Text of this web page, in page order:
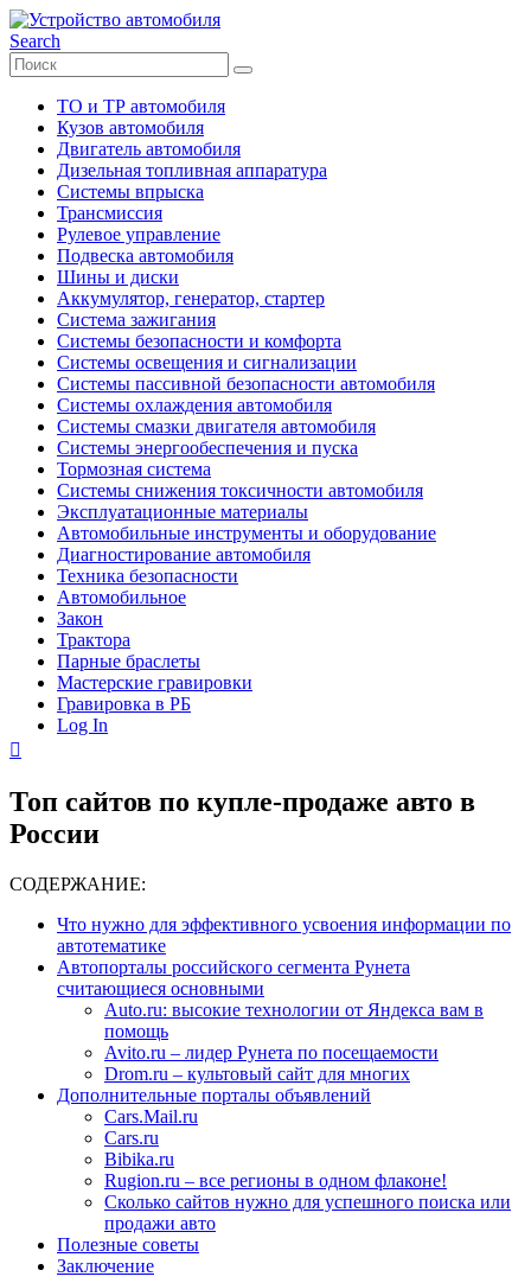
Search
ТО и ТР автомобиля
Кузов автомобиля
Двигатель автомобиля
Дизельная топливная аппаратура
Системы впрыска
Трансмиссия
Рулевое управление
Подвеска автомобиля
Шины и диски
Аккумулятор, генератор, стартер
Система зажигания
Системы безопасности и комфорта
Системы освещения и сигнализации
Системы пассивной безопасности автомобиля
Системы охлаждения автомобиля
Системы смазки двигателя автомобиля
Системы энергообеспечения и пуска
Тормозная система
Системы снижения токсичности автомобиля
Эксплуатационные материалы
Автомобильные инструменты и оборудование
Диагностирование автомобиля
Техника безопасности
Автомобильное
Закон
Трактора
Парные браслеты
Мастерские гравировки
Гравировка в РБ
Log In
Топ сайтов по купле-продаже авто в
России
СОДЕРЖАНИЕ:
Что нужно для эффективного усвоения информации по
автотематике
Автопорталы российского сегмента Рунета
считающиеся основными
Auto.ru: высокие технологии от Яндекса вам в
помощь
Avito.ru – лидер Рунета по посещаемости
Drom.ru – культовый сайт для многих
Дополнительные порталы объявлений
Cars.Mail.ru
Cars.ru
Bibika.ru
Rugion.ru – все регионы в одном флаконе!
Сколько сайтов нужно для успешного поиска или
продажи авто
Полезные советы
Заключение